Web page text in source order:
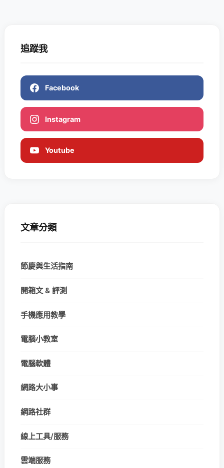
追蹤我
Facebook
Instagram
Youtube
文章分類
節慶與生活指南
開箱文 & 評測
手機應用教學
電腦小教室
電腦軟體
網路大小事
網路社群
線上工具/服務
雲端服務